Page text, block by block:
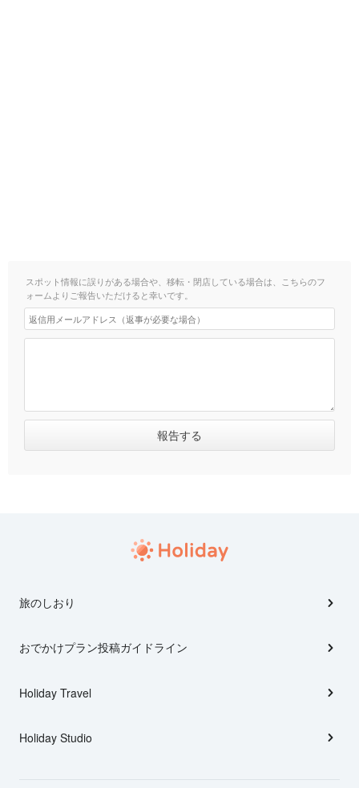
スポット情報に誤りがある場合や、移転・閉店している場合は、こちらのフ
ォームよりご報告いただけると幸いです。
旅のしおり
おでかけプラン投稿ガイドライン
Holiday Travel
Holiday Studio